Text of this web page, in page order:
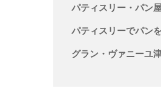
パティスリー・パン
パティスリーでパン
グラン・ヴァニーユ